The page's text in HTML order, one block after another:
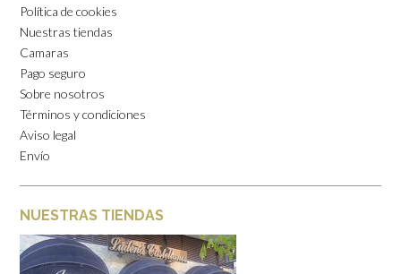
Política de cookies
Nuestras tiendas
Camaras
Pago seguro
Sobre nosotros
Términos y condiciones
Aviso legal
Envío
NUESTRAS TIENDAS